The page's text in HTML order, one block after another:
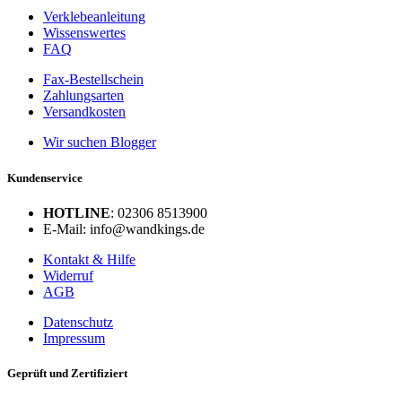
Verklebeanleitung
Wissenswertes
FAQ
Fax-Bestellschein
Zahlungsarten
Versandkosten
Wir suchen Blogger
Kundenservice
HOTLINE: 02306 8513900
E-Mail: info@wandkings.de
Kontakt & Hilfe
Widerruf
AGB
Datenschutz
Impressum
Geprüft und Zertifiziert